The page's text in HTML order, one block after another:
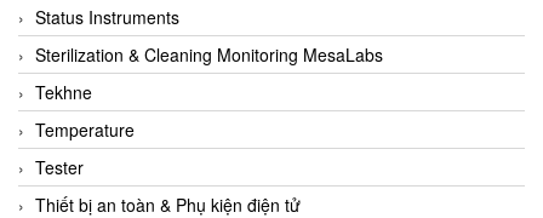
Cantoni
CAPS
CAREL Parts
CCS
CD Automation
CEAG Sicherheitst
Status Instruments
Sterilization & Cleaning Monitoring MesaLabs
Tekhne
Temperature
Tester
Thiết bị an toàn & Phụ kiện điện tử